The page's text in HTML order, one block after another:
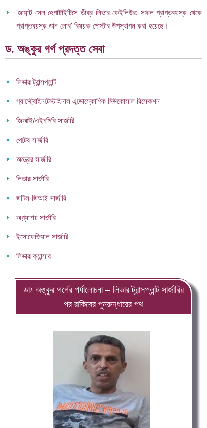
'জায়ান্ট সেল হেপাটাইটিসে তীব্র লিভার ফেইলিউর: সফল প্রাপ্তবয়স্ক থেকে
প্রাপ্তবয়স্ক ডান লোব' বিষয়ক পোস্টার উপস্থাপন করা হয়েছে।
ড. অঙ্কুর গর্গ প্রদত্ত সেবা
লিভার ট্রান্সপ্লান্ট
গ্যাস্ট্রোইনটেস্টাইনাল এন্ডোস্কোপিক মিউকোসাল রিসেকশন
জিআই/এইচপিবি সার্জারি
পেটের সার্জারি
অন্ত্রের সার্জারি
লিভার সার্জারি
জটিল জিআই সার্জারি
অগ্ন্যাশয় সার্জারি
ইসোফেজিয়াল সার্জারি
লিভার ক্যান্সার
ডাঃ অঙ্কুর গর্গের পর্যালোচনা – লিভার ট্রান্সপ্লান্ট সার্জারির
পর রাকিবের পুনরুদ্ধারের পথ